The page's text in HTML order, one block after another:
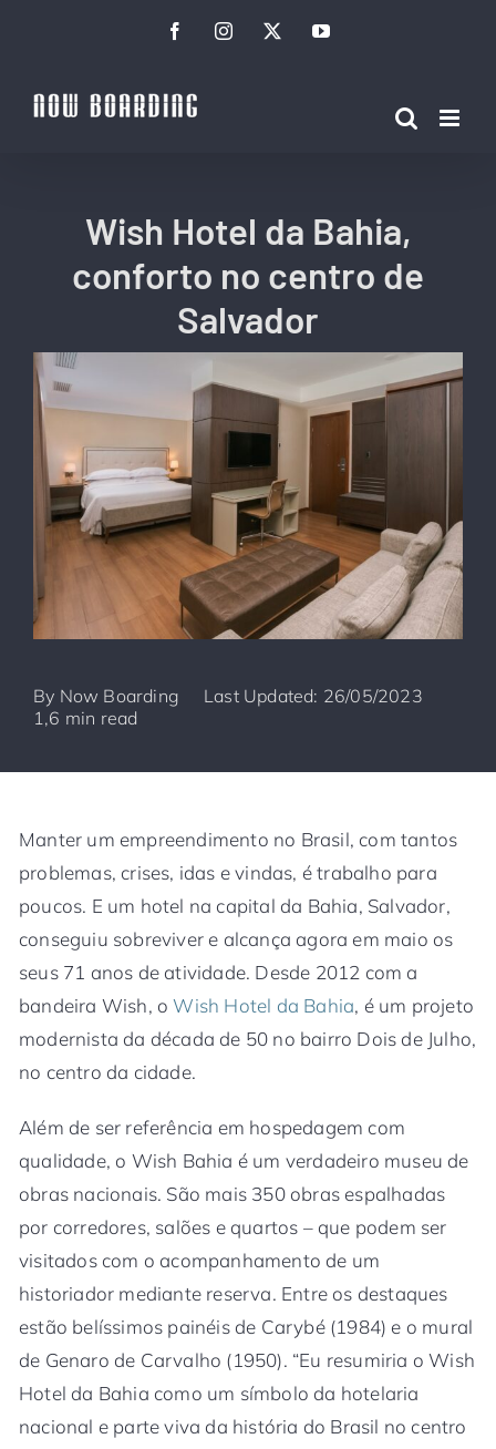
conteúdo
FacebookInstagramTwitterYouTube
Wish Hotel da Bahia,
conforto no centro de
Salvador
By Now Boarding
Last Updated: 26/05/2023
1,6 min read
Manter um empreendimento no Brasil, com tantos
problemas, crises, idas e vindas, é trabalho para
poucos. E um hotel na capital da Bahia, Salvador,
conseguiu sobreviver e alcança agora em maio os
seus 71 anos de atividade. Desde 2012 com a
bandeira Wish, oWish Hotel da Bahia, é um projeto
modernista da década de 50 no bairro Dois de Julho,
no centro da cidade.
Além de ser referência em hospedagem com
qualidade, o Wish Bahia é um verdadeiro museu de
obras nacionais. São mais 350 obras espalhadas
por corredores, salões e quartos – que podem ser
visitados com o acompanhamento de um
historiador mediante reserva. Entre os destaques
estão belíssimos painéis de Carybé (1984) e o mural
de Genaro de Carvalho (1950). “Eu resumiria o Wish
Hotel da Bahia como um símbolo da hotelaria
nacional e parte viva da história do Brasil no centro